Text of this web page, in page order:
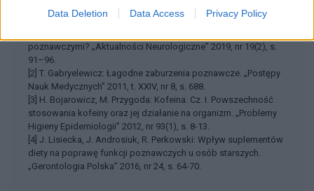
Data Deletion Data Access Privacy Policy
[1] A. Barczak: Czy interwencje dietetyczne mogą opóźniać
poznawczymi? „Aktualności Neurologiczne” 2019, nr 19(2), s.
91–96.
[2] T. Gabryelewicz: Łagodne zaburzenia poznawcze. „Postępy
Nauk Medycznych” 2011, t. XXIV, nr 8, s. 688.
[3] H. Bojarowicz, M. Przygoda: Kofeina. Cz. I. Powszechność
stosowania kofeiny oraz jej działanie na organizm. „Problemy
Higieny Epidemiologii” 2012, nr 93(1), s. 8-13.
[4] J. Lisiecka, J. Androsiuk, R. Perkowski: Wpływ suplementów
diety na poprawę funkcji poznawczych u osób starszych.
„Gerontologia Polska” 2016, nr 24, s. 64-70.